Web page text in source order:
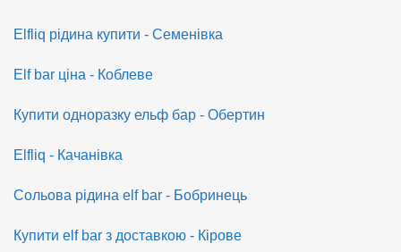
Elfliq рідина купити - Семенівка
Elf bar ціна - Коблеве
Купити одноразку ельф бар - Обертин
Elfliq - Качанівка
Сольова рідина elf bar - Бобринець
Купити elf bar з доставкою - Кірове